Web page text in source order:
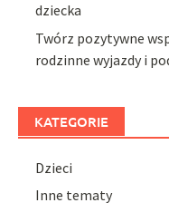
dziecka
Twórz pozytywne
rodzinne wyjazdy i
KATEGORIE
Dzieci
Inne tematy